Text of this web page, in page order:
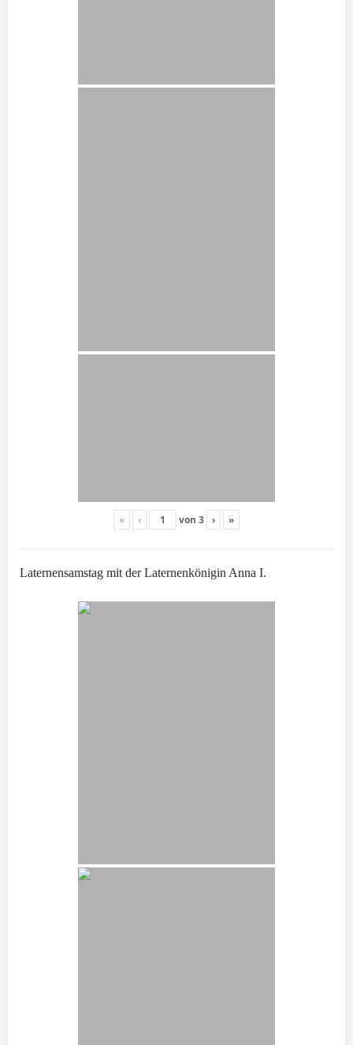
« ‹ von 3 › »
Laternensamstag mit der Laternenkönigin Anna I.